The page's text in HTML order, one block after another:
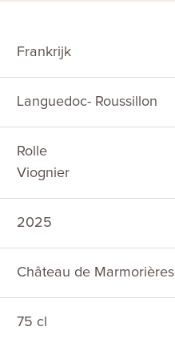
Frankrijk
Languedoc- Roussillon
Rolle
Viognier
2025
Château de Marmorières
75 cl